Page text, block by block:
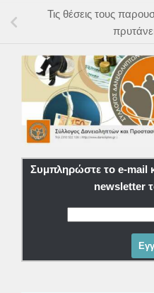
Τις θέσεις τους
Συμπληρώστε το e-mail
newsletter